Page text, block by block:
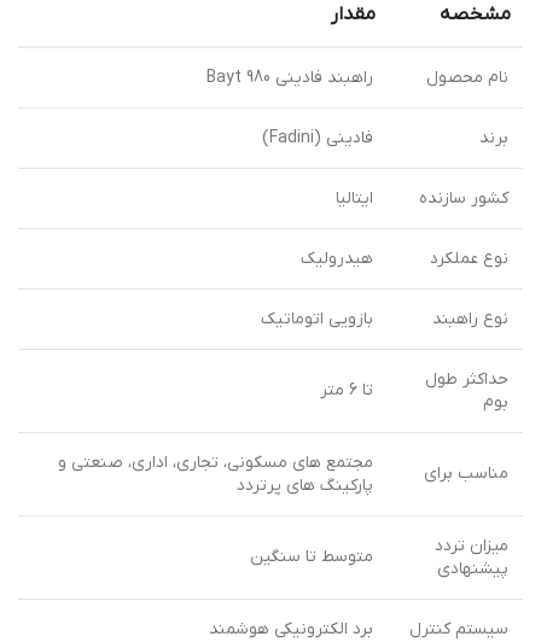
مشخصه مقدار
نام محصول راهبند فادینی Bayt 980
برند فادینی (Fadini)
کشور سازنده ایتالیا
نوع عملکرد هیدرولیک
نوع راهبند بازویی اتوماتیک
حداکثر طول
بوم
تا 6 متر
مناسب برای
مجتمع های مسکونی، تجاری، اداری، صنعتی و
پارکینگ های پرتردد
میزان تردد
پیشنهادی
متوسط تا سنگین
سیستم کنترل برد الکترونیکی هوشمند